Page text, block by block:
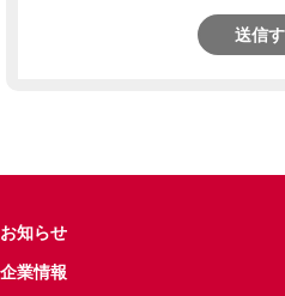
送信
お知らせ
企業情報